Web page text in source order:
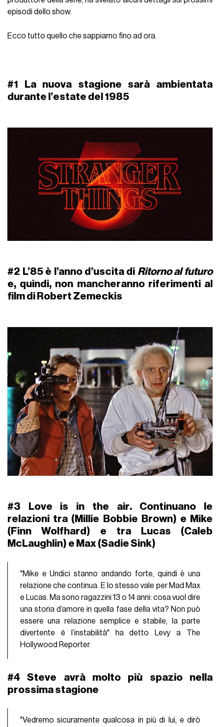
episodi dello show.
Ecco tutto quello che sappiamo fino ad ora.
#1 La nuova stagione sarà ambientata
durante l’estate del 1985
#2 L’85 è l’anno d’uscita di Ritorno al futuro
e, quindi, non mancheranno riferimenti al
film di Robert Zemeckis
#3 Love is in the air. Continuano le
relazioni tra (Millie Bobbie Brown) e Mike
(Finn Wolfhard) e tra Lucas (Caleb
McLaughlin) e Max (Sadie Sink)
"Mike e Undici stanno andando forte, quindi è una
relazione che continua. E lo stesso vale per Mad Max
e Lucas. Ma sono ragazzini 13 o 14 anni: cosa vuol dire
una storia d’amore in quella fase della vita? Non può
essere una relazione semplice e stabile, la parte
divertente è l’instabilità" ha detto Levy a The
Hollywood Reporter.
#4Steve avrà molto più spazio nella
prossima stagione
"Vedremo sicuramente qualcosa in più di lui, e dirò